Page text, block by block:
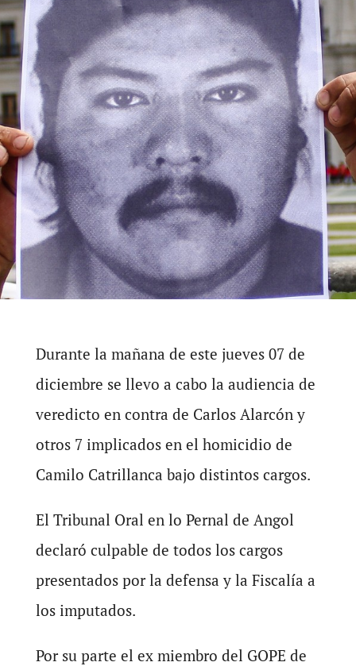
Durante la mañana de este jueves 07 de
diciembre se llevo a cabo la audiencia de
veredicto en contra de Carlos Alarcón y
otros 7 implicados en el homicidio de
Camilo Catrillanca bajo distintos cargos.
El Tribunal Oral en lo Pernal de Angol
declaró culpable de todos los cargos
presentados por la defensa y la Fiscalía a
los imputados.
Por su parte el ex miembro del GOPE de